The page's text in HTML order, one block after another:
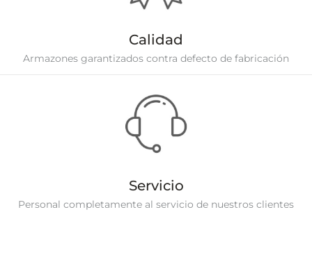
Calidad
Armazones garantizados contra defecto de fabricación
Servicio
Personal completamente al servicio de nuestros clientes